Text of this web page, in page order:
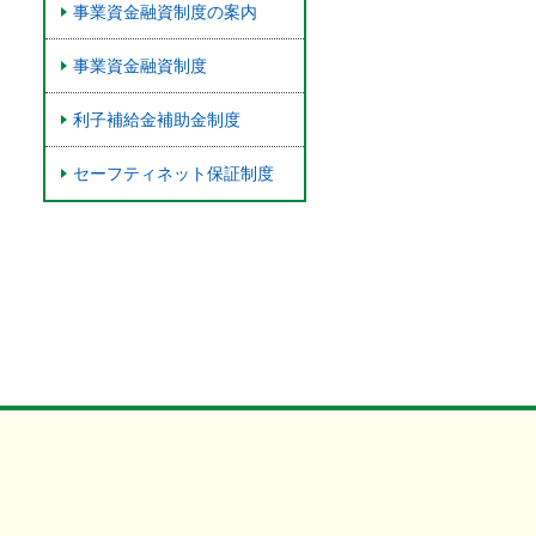
事業資金融資制度の案内
事業資金融資制度
利子補給金補助金制度
セーフティネット保証制度